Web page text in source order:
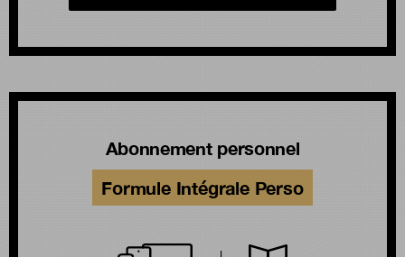
Abonnement personnel
Formule Intégrale Perso